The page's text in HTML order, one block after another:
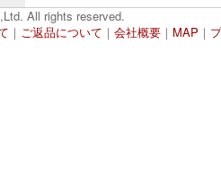
All rights reserved.
｜ ご返品について ｜ 会社概要 ｜ MAP ｜